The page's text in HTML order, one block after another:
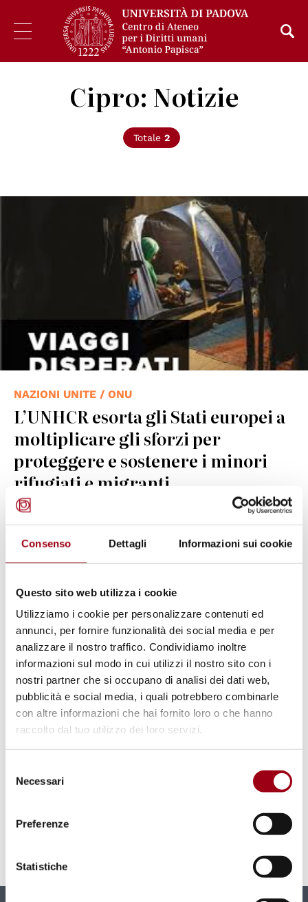
Consenso Dettagli Informazioni sui cookie
Questo sito web utilizza i cookie
Utilizziamo i cookie per personalizzare contenuti ed
annunci, per fornire funzionalità dei social media e per
analizzare il nostro traffico. Condividiamo inoltre
informazioni sul modo in cui utilizzi il nostro sito con i
nostri partner che si occupano di analisi dei dati web,
pubblicità e social media, i quali potrebbero combinarle
con altre informazioni che hai fornito loro o che hanno
raccolto dal tuo utilizzo dei loro servizi.
delNecessari
Preferenze
Statistiche
Cipro: Notizie
Totale 2
NAZIONI UNITE / ONU
L’UNHCR esorta gli Stati europei a
moltiplicare gli sforzi per
proteggere e sostenere i minori
rifugiati e migranti
10.11.2019
Nazioni Unite: il Consiglio di
delle forze di pace a Cipro
17.06.2010